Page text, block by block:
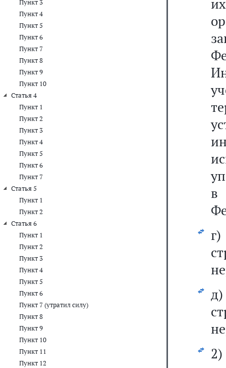
Пункт 3
Пункт 4
Пункт 5
Пункт 6
Пункт 7
Пункт 8
Пункт 9
Пункт 10
Статья 4
Пункт 1
Пункт 2
Пункт 3
Пункт 4
Пункт 5
Пункт 6
Пункт 7
Статья 5
Пункт 1
Пункт 2
Статья 6
Пункт 1
Пункт 2
Пункт 3
Пункт 4
Пункт 5
Пункт 6
Пункт 7 (утратил силу)
Пункт 8
Пункт 9
Пункт 10
Пункт 11
Пункт 12
в